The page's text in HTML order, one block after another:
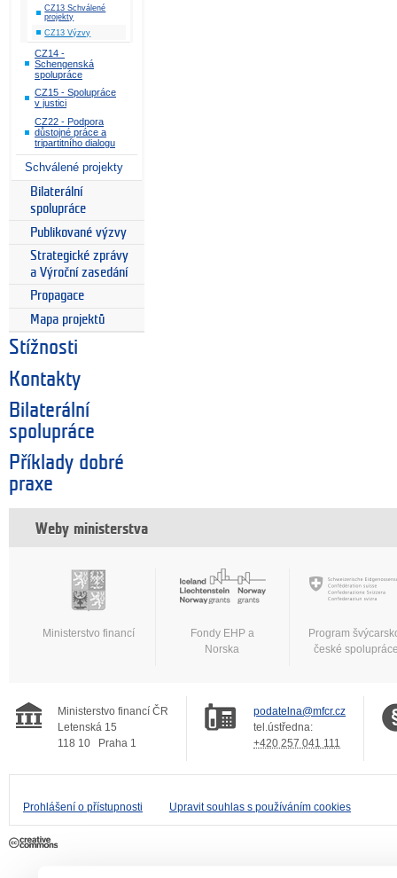
CZ13 Schválené
projekty
CZ13 Výzvy
CZ14 -
Schengenská
spolupráce
CZ15 - Spolupráce
v justici
CZ22 - Podpora
důstojné práce a
tripartitního dialogu
Schválené projekty
Bilaterální
spolupráce
Publikované výzvy
Strategické zprávy
a Výroční zasedání
Propagace
Mapa projektů
Stížnosti
Kontakty
Bilaterální
spolupráce
Příklady dobré
praxe
Weby ministerstva
Ministerstvo financí
Fondy EHP a
Norska
Program
české
Ministerstvo financí ČR
Letenská 15
118 10
Praha 1
podatelna@mfcr.cz
tel.ústředna:
+420 257 041 111
Prohlášení o přístupnosti Upravit souhlas s používáním cookies